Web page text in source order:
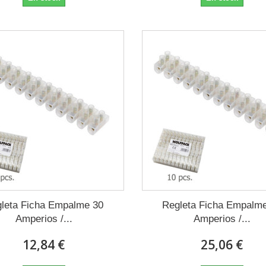
Ficha Empalme 30
Amperios /...
12,84 €
Regleta Ficha
Amperios /...
25,06 €